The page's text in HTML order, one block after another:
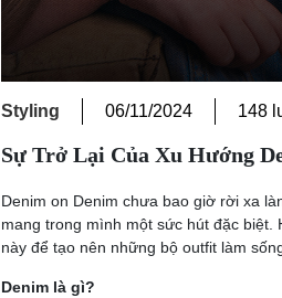
Styling 06/11/2024 148
Sự Trở Lại Của Xu Hướng
Denim on Denim chưa bao giờ rời xa
mang trong mình một sức hút đặc biệt.
này để tạo nên những bộ outfit làm
Denim là gì?